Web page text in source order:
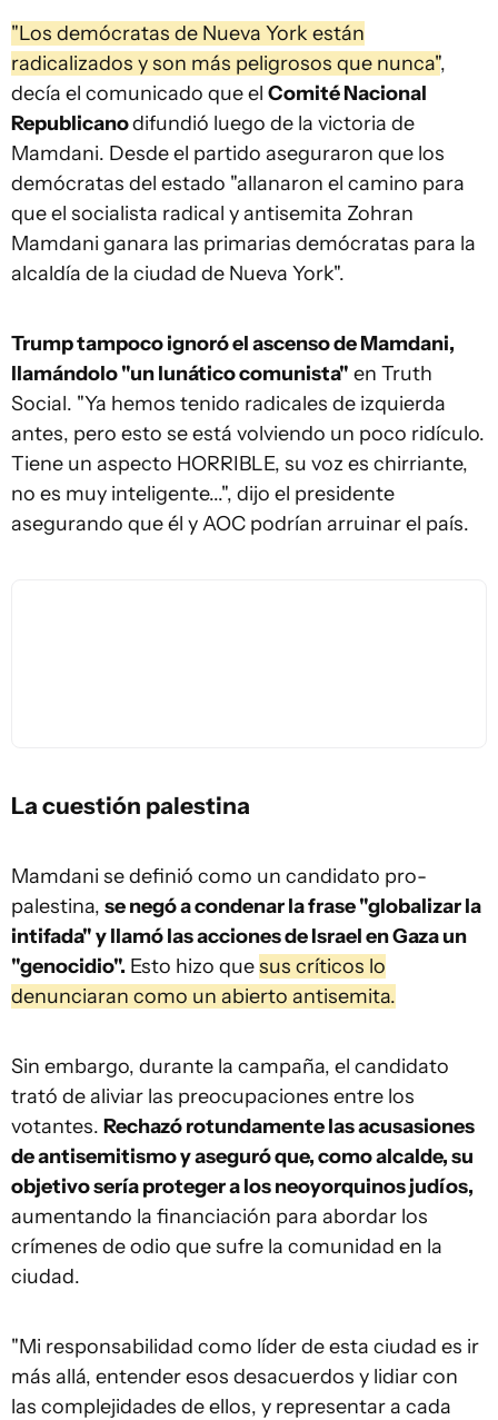
"Los demócratas de Nueva York están
radicalizados y son más peligrosos que nunca",
decía el comunicado que el Comité Nacional
Republicanodifundió luego de la victoria de
Mamdani. Desde el partido aseguraron que los
demócratas del estado "allanaron el camino para
que el socialista radical y antisemita Zohran
Mamdani ganara las primarias demócratas para la
alcaldía de la ciudad de Nueva York".
Trump tampoco ignoró el ascenso de Mamdani,
llamándolo "un lunático comunista" en Truth
Social. "Ya hemos tenido radicales de izquierda
antes, pero esto se está volviendo un poco ridículo.
Tiene un aspecto HORRIBLE, su voz es chirriante,
no es muy inteligente...", dijo el presidente
asegurando que él y AOC podrían arruinar el país.
La cuestión palestina
Mamdani se definió como un candidato pro-
palestina, se negó a condenar la frase "globalizar la
intifada" y llamó las acciones de Israel en Gaza un
"genocidio". Esto hizo quesus críticos lo
denunciaran como un abierto antisemita.
Sin embargo, durante la campaña, el candidato
trató de aliviar las preocupaciones entre los
votantes. Rechazó rotundamente las acusasiones
de antisemitismo y aseguró que, como alcalde, su
objetivo sería proteger a los neoyorquinos judíos,
aumentando la financiación para abordar los
crímenes de odio que sufre la comunidad en la
ciudad.
"Mi responsabilidad como líder de esta ciudad es ir
más allá, entender esos desacuerdos y lidiar con
las complejidades de ellos, y representar a cada